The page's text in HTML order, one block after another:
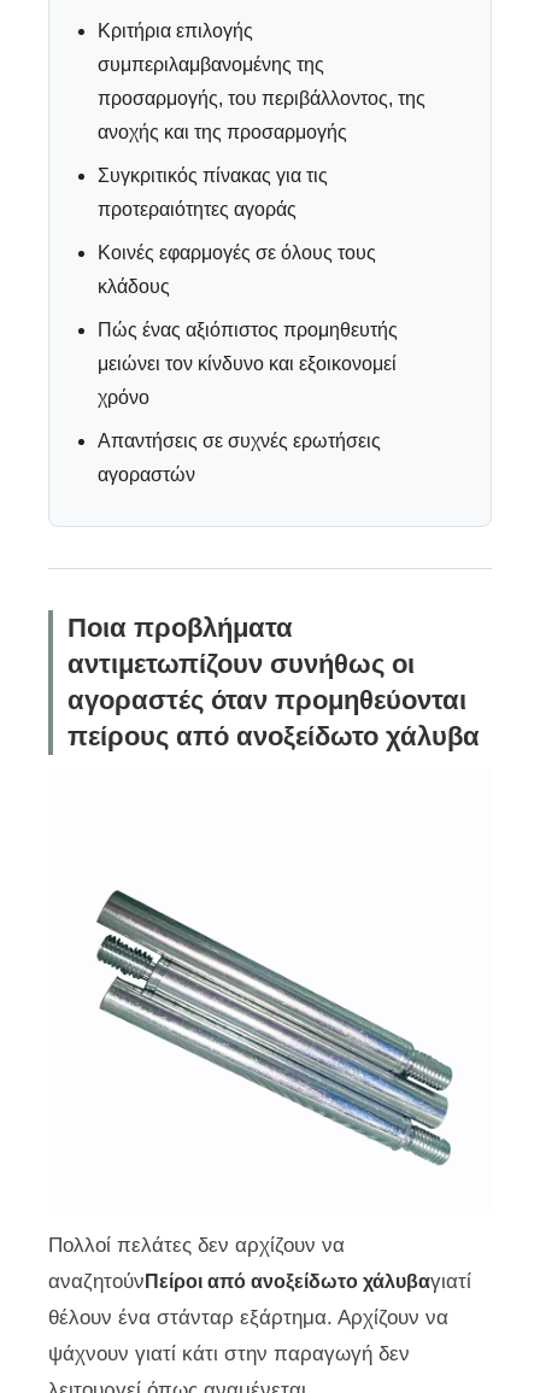
Κριτήρια επιλογής
συμπεριλαμβανομένης της
προσαρμογής, του περιβάλλοντος, της
ανοχής και της προσαρμογής
Συγκριτικός πίνακας για τις
προτεραιότητες αγοράς
Κοινές εφαρμογές σε όλους τους
κλάδους
Πώς ένας αξιόπιστος προμηθευτής
μειώνει τον κίνδυνο και εξοικονομεί
χρόνο
Απαντήσεις σε συχνές ερωτήσεις
αγοραστών
Ποια προβλήματα
αντιμετωπίζουν συνήθως οι
αγοραστές όταν προμηθεύονται
πείρους από ανοξείδωτο χάλυβα
Πολλοί πελάτες δεν αρχίζουν να
αναζητούν Πείροι από ανοξείδωτο χάλυβαγιατί
θέλουν ένα στάνταρ εξάρτημα. Αρχίζουν να
ψάχνουν γιατί κάτι στην παραγωγή δεν